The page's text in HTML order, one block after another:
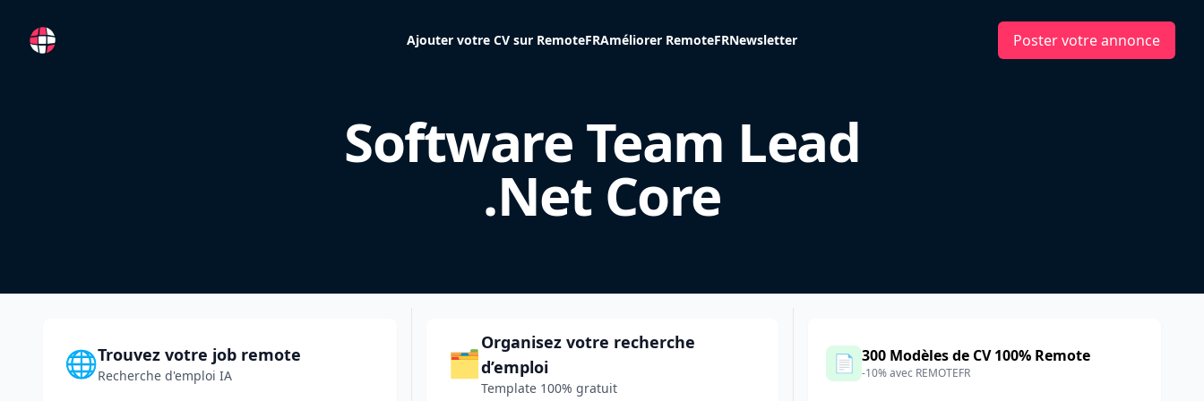
RemoteFR Ajouter votre CV sur RemoteFRAméliorer RemoteFRNewsletter Poster votre annonce
Software Team Lead
.Net Core
🌐Trouvez votre job remote
Recherche d'emploi IA 🗂️
Organisez votre recherche
d’emploi
Template 100% gratuit
📄 300 Modèles de CV 100% Remote
-10% avec REMOTEFR